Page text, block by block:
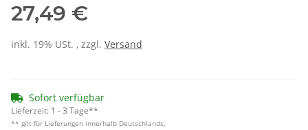
27,49 €
inkl. 19% USt. , zzgl. Versand
Sofort verfügbar
Lieferzeit: 1 - 3 Tage**
** gilt für Lieferungen innerhalb Deutschlands,